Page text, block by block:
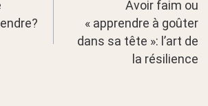
Avoir faim ou
« apprendre à goûter
dans sa tête »: l’art de
la résilience